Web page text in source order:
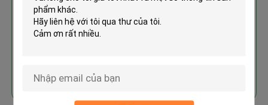
Tiếp tục